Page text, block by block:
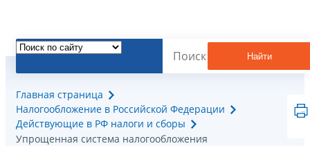
Найти
Главная страница
Налогообложение в Российской Федерации
Действующие в РФ налоги и сборы
Упрощенная система налогообложения